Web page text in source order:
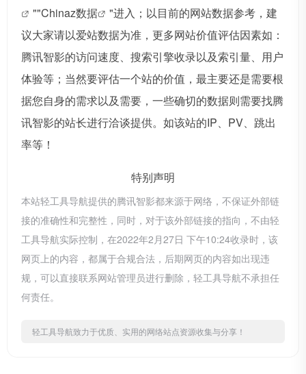
""Chinaz数据
"进入；以目前的网站数据参考，建
议大家请以爱站数据为准，更多网站价值评估因素如：
腾讯智影的访问速度、搜索引擎收录以及索引量、用户
体验等；当然要评估一个站的价值，最主要还是需要根
据您自身的需求以及需要，一些确切的数据则需要找腾
讯智影的站长进行洽谈提供。如该站的IP、PV、跳出
率等！
特别声明
本站轻工具导航提供的腾讯智影都来源于网络，不保证外部链
接的准确性和完整性，同时，对于该外部链接的指向，不由轻
工具导航实际控制，在2022年2月27日 下午10:24收录时，该
网页上的内容，都属于合规合法，后期网页的内容如出现违
规，可以直接联系网站管理员进行删除，轻工具导航不承担任
何责任。
轻工具导航致力于优质、实用的网络站点资源收集与分享！